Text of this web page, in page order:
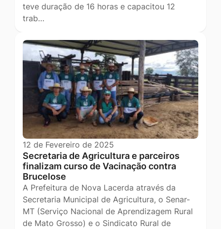
teve duração de 16 horas e capacitou 12
trab…
12 de Fevereiro de 2025
Secretaria de Agricultura e parceiros
finalizam curso de Vacinação contra
Brucelose
A Prefeitura de Nova Lacerda através da
Secretaria Municipal de Agricultura, o Senar-
MT (Serviço Nacional de Aprendizagem Rural
de Mato Grosso) e o Sindicato Rural de